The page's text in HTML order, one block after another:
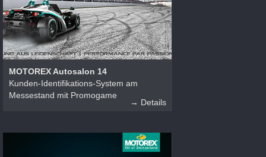
MOTOREX Autosalon 14
Kunden-Identifikations-System am
Messestand mit Promogame
→ Details